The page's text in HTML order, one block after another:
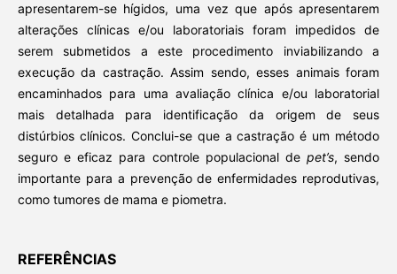
apresentarem-se hígidos, uma vez que após apresentarem
alterações clínicas e/ou laboratoriais foram impedidos de
serem submetidos a este procedimento inviabilizando a
execução da castração. Assim sendo, esses animais foram
encaminhados para uma avaliação clínica e/ou laboratorial
mais detalhada para identificação da origem de seus
distúrbios clínicos. Conclui-se que a castração é um método
seguro e eficaz para controle populacional de pet’s, sendo
importante para a prevenção de enfermidades reprodutivas,
como tumores de mama e piometra.
REFERÊNCIAS